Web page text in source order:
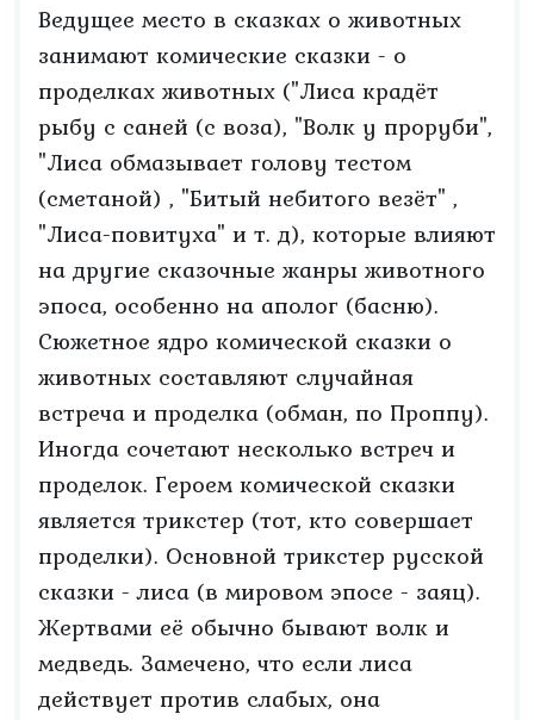
Ведущее место в сказках о животных
занимают комические сказки - о
проделках животных ("Лиса крадёт
рыбу с саней (с воза), "Волк у проруби",
"Лиса обмазывает голову тестом
(сметаной) , "Битый небитого везёт" ,
"Лиса-повитуха" и т. д), которые влияют
на другие сказочные жанры животного
эпоса, особенно на аполог (басню).
Сюжетное ядро комической сказки о
животных составляют случайная
встреча и проделка (обман, по Проппу).
Иногда сочетают несколько встреч и
проделок. Героем комической сказки
является трикстер (тот, кто совершает
проделки). Основной трикстер русской
сказки - лиса (в мировом эпосе - заяц).
Жертвами её обычно бывают волк и
медведь. Замечено, что если лиса
действует против слабых, она